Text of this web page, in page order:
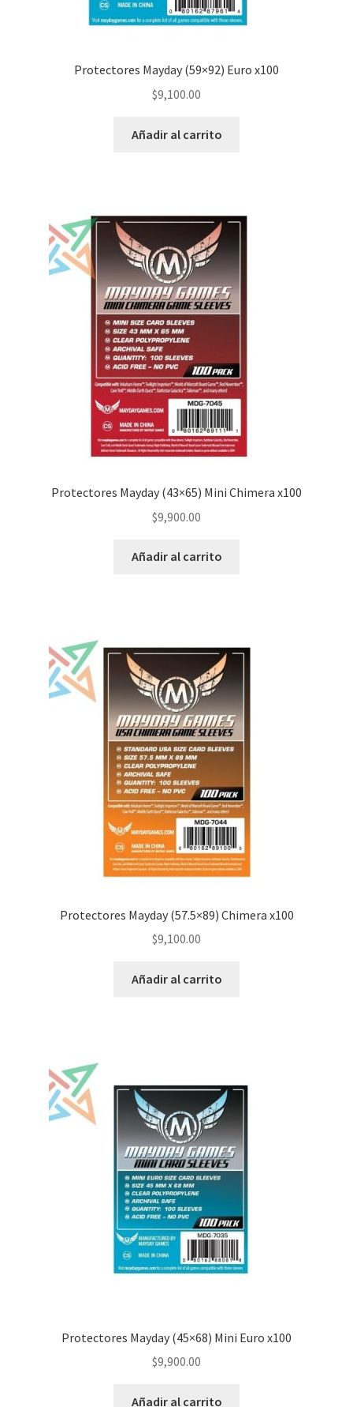
Protectores Mayday (59×92) Euro x100
$9,100.00
Añadir al carrito
Protectores Mayday (43×65) Mini Chimera x100
$9,900.00
Añadir al carrito
Protectores Mayday (57.5×89) Chimera x100
$9,100.00
Añadir al carrito
Protectores Mayday (45×68) Mini Euro x100
$9,900.00
Añadir al carrito